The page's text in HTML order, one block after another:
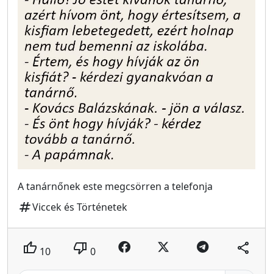
A tanárnőnek este megcsörren a telefonja
tagViccek és Történetek
thumb_up 10 thumb_down 0 share